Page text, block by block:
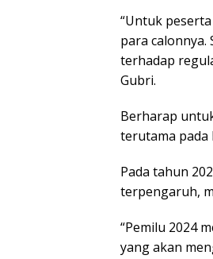
“Untuk
para
terhadap
Gubri.
Berharap
terutama pada
Pada tahun
terpengaruh,
“Pemilu 2024
yang akan